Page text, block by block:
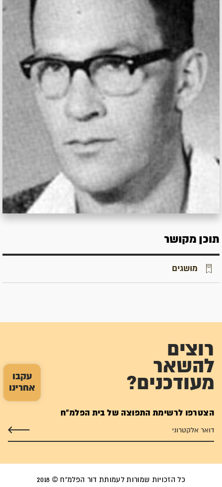
עקבו
אחרינו
תוכן מקושר
מושגים
רוצים
להשאר
מעודכנים?
הצטרפו לרשימת התפוצה של בית הפלמ"ח
כל הזכויות שמורות לעמותת דור הפלמ"ח © 2018